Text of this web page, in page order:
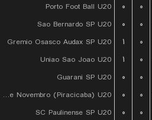
Porto Foot Ball U20
۰ ۰
Sao Bernardo SP U20
۰ ۰
Gremio Osasco Audax SP U20
۱ ۰
Uniao Sao Joao U20
۱ ۰
Guarani SP U20
۰ ۰
XV de Novembro (Piracicaba) U20
۰ ۰
SC Paulinense SP U20
۰ ۰